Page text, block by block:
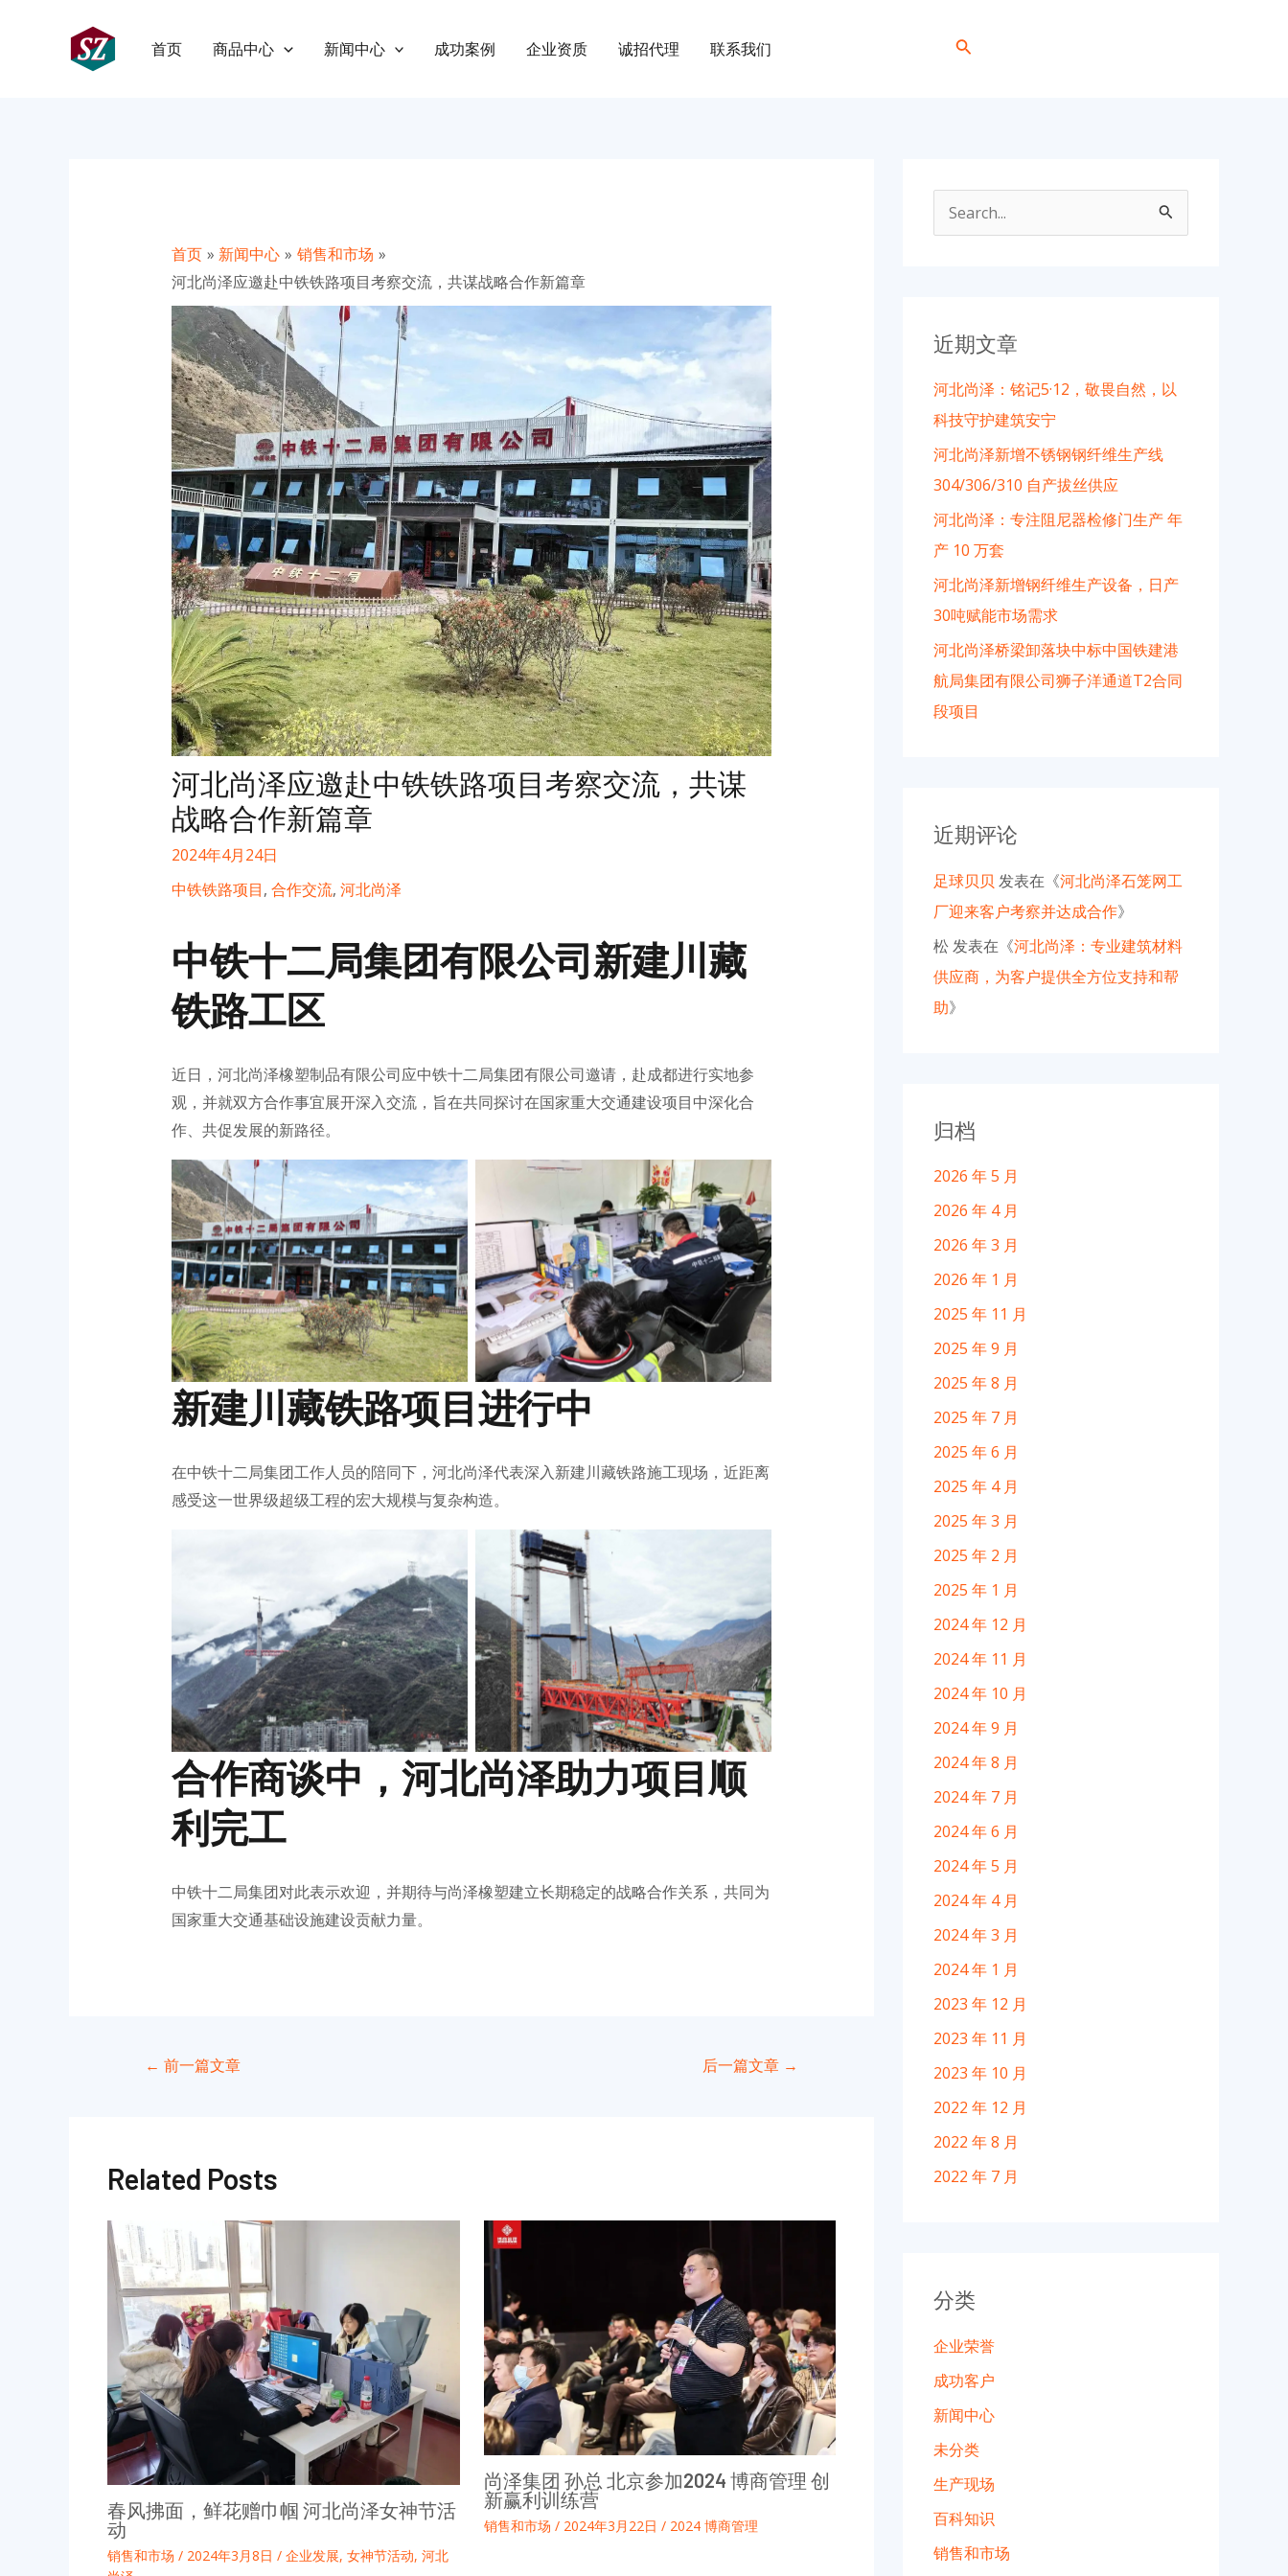
首页 商品中心 新闻中心 成功案例 企业资质 诚招代理 联系我们
搜
首页 新闻中心
销售和市场
河北尚泽应邀赴中铁铁路项目考察交流，共谋战略合作新篇章
河北尚泽应邀赴中铁铁路项目考察交流，共谋
战略合作新篇章
2024年4月24日
中铁铁路项目, 合作交流, 河北尚泽
中铁十二局集团有限公司新建川藏
铁路工区
近日，河北尚泽橡塑制品有限公司应中铁十二局集团有限公司邀请，赴成都进行实地参
观，并就双方合作事宜展开深入交流，旨在共同探讨在国家重大交通建设项目中深化合
作、共促发展的新路径。
No Caption No Caption
新建川藏铁路项目进行中
在中铁十二局集团工作人员的陪同下，河北尚泽代表深入新建川藏铁路施工现场，近距离
感受这一世界级超级工程的宏大规模与复杂构造。
No Caption No Caption
合作商谈中，河北尚泽助力项目顺
利完工
中铁十二局集团对此表示欢迎，并期待与尚泽橡塑建立长期稳定的战略合作关系，共同为
国家重大交通基础设施建设贡献力量。
navigation
← 前一篇文章 后一篇文章 →
Related Posts
春风拂面，鲜花赠巾帼 河北尚泽女神节活
动
销售和市场 / 2024年3月8日 / 企业发展, 女神节活动, 河北
尚泽集团 孙总 北京参加2024 博商管理 创
新赢利训练营
销售和市场 / 2024年3月22日 / 2024 博商管理
近期文章
河北尚泽：铭记5·12，敬畏自然，以
科技守护建筑安宁
河北尚泽新增不锈钢钢纤维生产线
304/306/310 自产拔丝供应
河北尚泽：专注阻尼器检修门生产 年
产 10 万套
河北尚泽新增钢纤维生产设备，日产
30吨赋能市场需求
河北尚泽桥梁卸落块中标中国铁建港
航局集团有限公司狮子洋通道T2合同
段项目
近期评论
足球贝贝 发表在《河北尚泽石笼网工
厂迎来客户考察并达成合作》
松发表在《河北尚泽：专业建筑材料
供应商，为客户提供全方位支持和帮
助》
归档
2026 年 5 月
2026 年 4 月
2026 年 3 月
2026 年 1 月
2025 年 11 月
2025 年 9 月
2025 年 8 月
2025 年 7 月
2025 年 6 月
2025 年 4 月
2025 年 3 月
2025 年 2 月
2025 年 1 月
2024 年 12 月
2024 年 11 月
2024 年 10 月
2024 年 9 月
2024 年 8 月
2024 年 7 月
2024 年 6 月
2024 年 5 月
2024 年 4 月
2024 年 3 月
2024 年 1 月
2023 年 12 月
2023 年 11 月
2023 年 10 月
2022 年 12 月
2022 年 8 月
2022 年 7 月
分类
企业荣誉
成功客户
新闻中心
未分类
生产现场
百科知识
销售和市场